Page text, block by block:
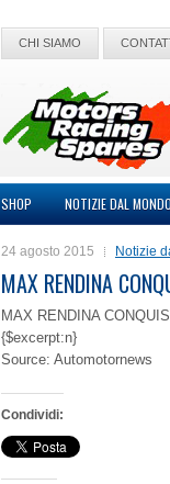
CHI SIAMO
SHOP NOTIZIE DAL
24 agosto 2015 Notizie
MAX RENDINA
MAX RENDINA
{$excerpt:n}
Source: Automotornews
Condividi: